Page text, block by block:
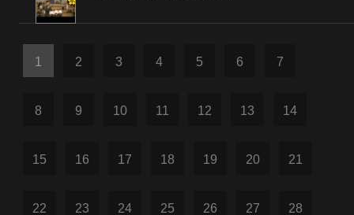
1 2 3 4 5 6 7
8 9 10 11 12 13 14
15 16 17 18 19 20 21
22 23 24 25 26 27 28